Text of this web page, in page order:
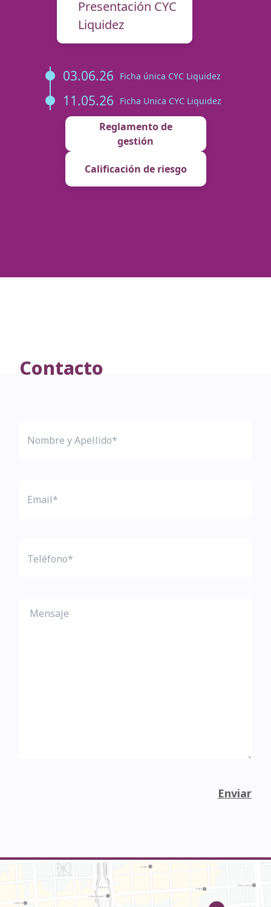
Presentación CYC
Liquidez
03.06.26 Ficha única CYC Liquidez
11.05.26 Ficha Unica CYC Liquidez
Reglamento de
gestión
Calificación de riesgo
Contacto
Enviar